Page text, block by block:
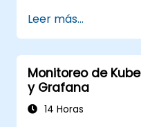
monitoreo.
Crear paneles
de alerta para
del sistema.
Aplicar las
monitorear la
Leer más...
Monitoreo de
y Grafana
14 Horas